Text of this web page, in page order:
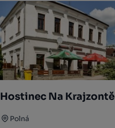
Hostinec Na Krajzontě
Polná